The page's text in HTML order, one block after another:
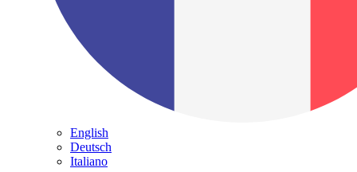
English
Deutsch
Italiano